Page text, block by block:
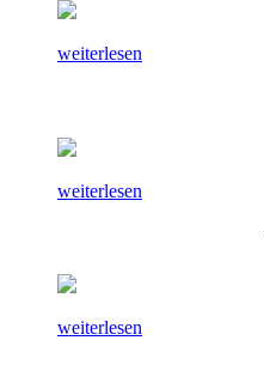
weiterlesen
weiterlesen
weiterlesen